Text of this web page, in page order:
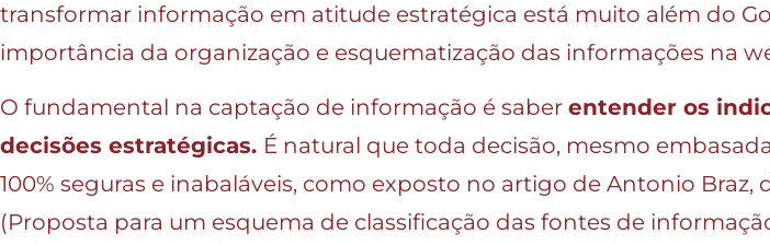
transformar informação em atitude estratégica está muito além do
importância da organização e esquematização das informações na
O fundamental na captação de informação é saber entender os
decisões estratégicas. É natural que toda decisão, mesmo
100% seguras e inabaláveis, como exposto no artigo de Antonio
(Proposta para um esquema de classificação das fontes de